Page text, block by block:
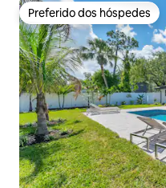
Preferido dos hóspedes
Preferido dos hóspedes